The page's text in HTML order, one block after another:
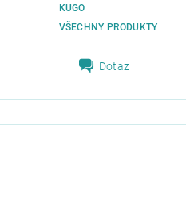
KUGO
VŠECHNY PRODUKTY
Dotaz